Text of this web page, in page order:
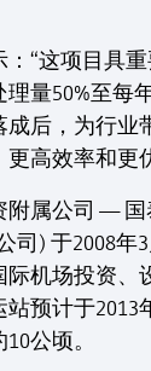
“这项目具
量50%至每
成后，为行业
高效率和更
附属公司 — 国
司) 于2008年
际机场投资、
预计于2013
公顷。